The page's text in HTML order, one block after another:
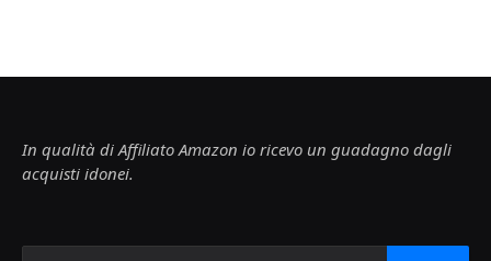
In qualità di Affiliato Amazon io ricevo un guadagno dagli
acquisti idonei.